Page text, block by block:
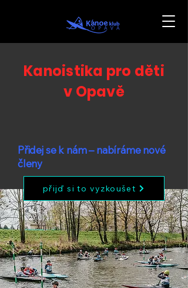
Kanoistika pro děti
v Opavě
Přidej se k nám – nabíráme nové
členy
přijď si to vyzkoušet